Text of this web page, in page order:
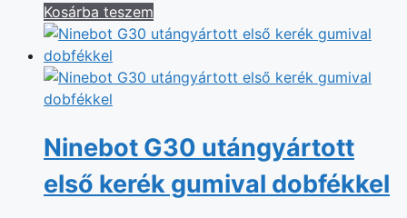
Kosárba teszem
Ninebot G30 utángyártott
első kerék gumival dobfékkel